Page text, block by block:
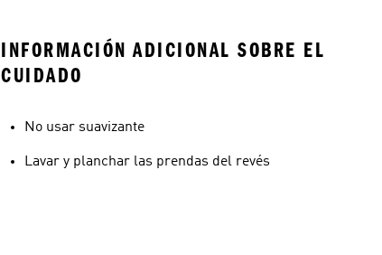
INFORMACIÓN ADICIONAL SOBRE EL
CUIDADO
No usar suavizante
Lavar y planchar las prendas del revés